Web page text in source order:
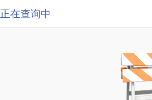
正在查询中